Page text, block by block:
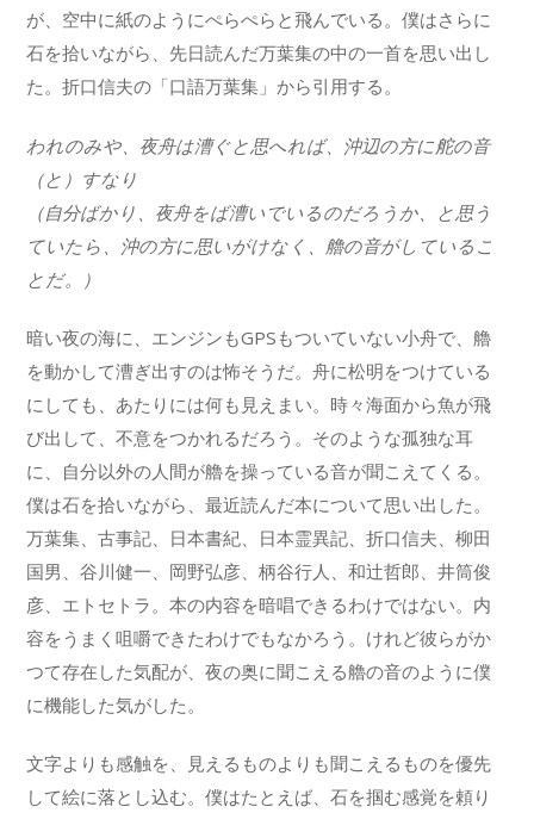
が、空中に紙のようにぺらぺらと飛んでいる。僕はさらに
石を拾いながら、先日読んだ万葉集の中の一首を思い出し
た。折口信夫の「口語万葉集」から引用する。
われのみや、夜舟は漕ぐと思へれば、沖辺の方に舵の音
（と）すなり
（自分ばかり、夜舟をば漕いでいるのだろうか、と思う
ていたら、沖の方に思いがけなく、艪の音がしているこ
とだ。）
暗い夜の海に、エンジンもGPSもついていない小舟で、艪
を動かして漕ぎ出すのは怖そうだ。舟に松明をつけている
にしても、あたりには何も見えまい。時々海面から魚が飛
び出して、不意をつかれるだろう。そのような孤独な耳
に、自分以外の人間が艪を操っている音が聞こえてくる。
僕は石を拾いながら、最近読んだ本について思い出した。
万葉集、古事記、日本書紀、日本霊異記、折口信夫、柳田
国男、谷川健一、岡野弘彦、柄谷行人、和辻哲郎、井筒俊
彦、エトセトラ。本の内容を暗唱できるわけではない。内
容をうまく咀嚼できたわけでもなかろう。けれど彼らがか
つて存在した気配が、夜の奥に聞こえる艪の音のように僕
に機能した気がした。
文字よりも感触を、見えるものよりも聞こえるものを優先
して絵に落とし込む。僕はたとえば、石を掴む感覚を頼り